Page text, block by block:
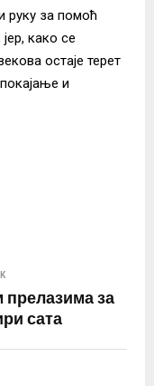
руку за помоћ
како се
остаје терет
и
за
сата